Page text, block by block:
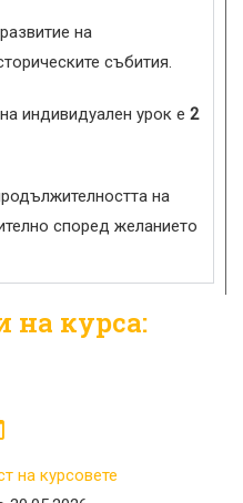
на
събития.
индивидуален урок е 2
на
според желанието
на курса:
на курсовете